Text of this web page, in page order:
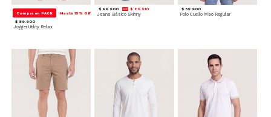
Compra en PACK Hasta 15% Off
$ 89.900
Jogger Utility Relax
$ 99.900 $ 89.910
Jeans Básico Skinny
$ 59.900
Polo Cuello Mao Regular